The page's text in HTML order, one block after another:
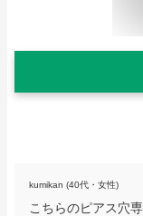
kumikan (40代・女性)
こちらのピアス穴